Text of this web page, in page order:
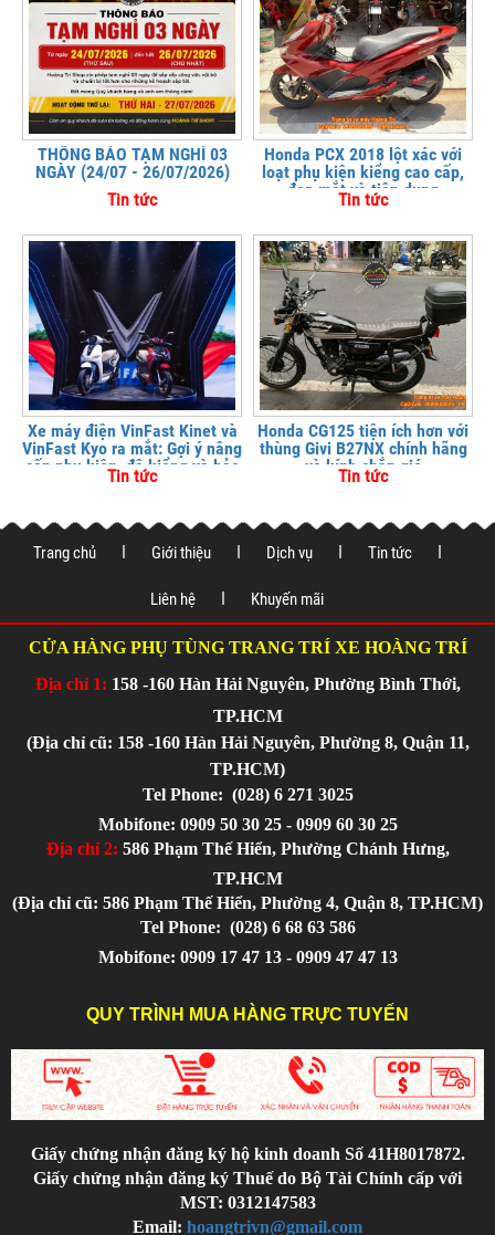
THÔNG BÁO TẠM NGHỈ 03
NGÀY (24/07 - 26/07/2026)
Tin tức
Honda PCX 2018 lột xác với
loạt phụ kiện kiểng cao cấp,
đẹp mắt và tiện dụng
Tin tức
Xe máy điện VinFast Kinet và
VinFast Kyo ra mắt: Gợi ý nâng
cấp phụ kiện, độ kiểng và bảo
vệ xe tại
Tin tức
Honda CG125 tiện ích hơn với
thùng Givi B27NX chính hãng
và kính chắn gió
Tin tức
Trang chủ Giới thiệu Dịch vụ Tin tức
Liên hệ Khuyến mãi
CỬA HÀNG PHỤ TÙNG TRANG TRÍ XE HOÀNG TRÍ
Địa chỉ 1: 158 -160 Hàn Hải Nguyên, Phường Bình Thới,
TP.HCM
(Địa chỉ cũ: 158 -160 Hàn Hải Nguyên, Phường 8, Quận 11,
TP.HCM)
Tel Phone: (028) 6 271 3025
Mobifone: 0909 50 30 25 - 0909 60 30 25
Địa chỉ 2: 586 Phạm Thế Hiển, Phường Chánh Hưng,
TP.HCM
(Địa chỉ cũ: 586 Phạm Thế Hiển, Phường 4, Quận 8, TP.HCM)
Tel Phone: (028) 6 68 63 586
Mobifone: 0909 17 47 13 - 0909 47 47 13
QUY TRÌNH MUA HÀNG TRỰC TUYẾN
Giấy chứng nhận đăng ký hộ kinh doanh Số 41H8017872.
Giấy chứng nhận đăng ký Thuế do Bộ Tài Chính cấp với
MST: 0312147583
Email: hoangtrivn@gmail.com